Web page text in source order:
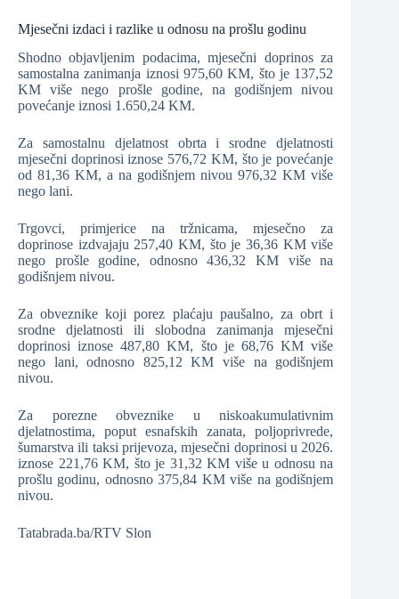
Mjesečni izdaci i razlike u odnosu na prošlu godinu
Shodno objavljenim podacima, mjesečni doprinos za
samostalna zanimanja iznosi 975,60 KM, što je 137,52
KM više nego prošle godine, na godišnjem nivou
povećanje iznosi 1.650,24 KM.
Za samostalnu djelatnost obrta i srodne djelatnosti
mjesečni doprinosi iznose 576,72 KM, što je povećanje
od 81,36 KM, a na godišnjem nivou 976,32 KM više
nego lani.
Trgovci, primjerice na tržnicama, mjesečno za
doprinose izdvajaju 257,40 KM, što je 36,36 KM više
nego prošle godine, odnosno 436,32 KM više na
godišnjem nivou.
Za obveznike koji porez plaćaju paušalno, za obrt i
srodne djelatnosti ili slobodna zanimanja mjesečni
doprinosi iznose 487,80 KM, što je 68,76 KM više
nego lani, odnosno 825,12 KM više na godišnjem
nivou.
Za porezne obveznike u niskoakumulativnim
djelatnostima, poput esnafskih zanata, poljoprivrede,
šumarstva ili taksi prijevoza, mjesečni doprinosi u 2026.
iznose 221,76 KM, što je 31,32 KM više u odnosu na
prošlu godinu, odnosno 375,84 KM više na godišnjem
nivou.
Tatabrada.ba/RTV Slon